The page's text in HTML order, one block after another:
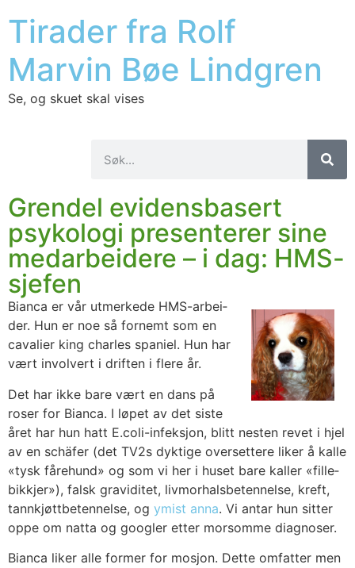
Tirader fra Rolf
Marvin Bøe Lindgren
Se, og skuet skal vises
Grendel evidensbasert
psykologi presenterer sine
medarbeidere – i dag: HMS-
sjefen
Bian­ca er vår utmer­ke­de HMS-arbei­
der. Hun er noe så for­nemt som en
cava­li­er king char­les spa­ni­el. Hun har
vært involvert i drif­ten i fle­re år.
Det har ikke bare vært en dans på
roser for Bian­ca. I løpet av det sis­te
året har hun hatt E.coli-infeksjon, blitt nes­ten revet i hjel
av en schä­fer (det TV2s dyk­ti­ge over­set­te­re liker å kal­le
«tysk fåre­hund» og som vi her i huset bare kal­ler «fille­
bik­kjer»), falsk gra­vi­di­tet, liv­mor­hals­be­ten­nel­se, kreft,
tann­kjøtt­be­ten­nel­se, og ymist anna. Vi antar hun sit­ter
oppe om nat­ta og goog­ler etter mor­som­me dia­gno­ser.
Bian­ca liker alle for­mer for mosjon. Det­te omfat­ter men